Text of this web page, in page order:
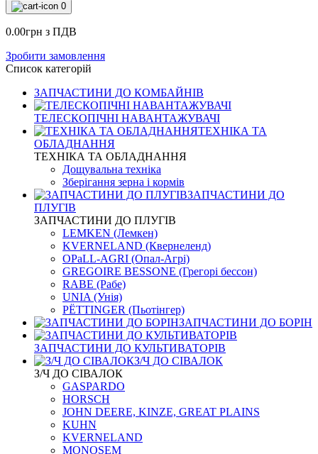
0
0.00грн з ПДВ
Зробити замовлення
Список категорій
ЗАПЧАСТИНИ ДО КОМБАЙНІВ
ТЕЛЕСКОПІЧНІ НАВАНТАЖУВАЧІ
ТЕХНІКА ТА
ОБЛАДНАННЯ
ТЕХНІКА ТА ОБЛАДНАННЯ
Дощувальна техніка
Зберігання зерна і кормів
ЗАПЧАСТИНИ ДО
ПЛУГІВ
ЗАПЧАСТИНИ ДО ПЛУГІВ
LEMKEN (Лемкен)
KVERNELАND (Квернеленд)
OPaLL-AGRI (Опал-Агрі)
GREGOIRE BESSONE (Грегорі бессон)
RABE (Рабе)
UNIA (Унія)
PЁTTINGER (Пьотінгер)
ЗАПЧАСТИНИ ДО БОРІН
ЗАПЧАСТИНИ ДО КУЛЬТИВАТОРІВ
З/Ч ДО СІВАЛОК
З/Ч ДО СІВАЛОК
GASPARDO
HORSCH
JOHN DEERE, KINZE, GREAT PLAINS
KUHN
KVERNELАND
MONOSEM